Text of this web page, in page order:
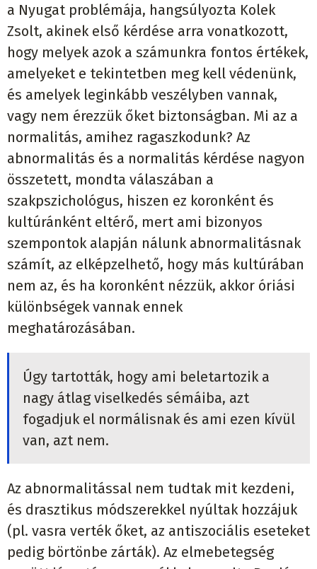
a Nyugat problémája, hangsúlyozta Kolek
Zsolt, akinek első kérdése arra vonatkozott,
hogy melyek azok a számunkra fontos értékek,
amelyeket e tekintetben meg kell védenünk,
és amelyek leginkább veszélyben vannak,
vagy nem érezzük őket biztonságban. Mi az a
normalitás, amihez ragaszkodunk? Az
abnormalitás és a normalitás kérdése nagyon
összetett, mondta válaszában a
szakpszichológus, hiszen ez koronként és
kultúránként eltérő, mert ami bizonyos
szempontok alapján nálunk abnormalitásnak
számít, az elképzelhető, hogy más kultúrában
nem az, és ha koronként nézzük, akkor óriási
különbségek vannak ennek
meghatározásában.
Úgy tartották, hogy ami beletartozik a
nagy átlag viselkedés sémáiba, azt
fogadjuk el normálisnak és ami ezen kívül
van, azt nem.
Az abnormalitással nem tudtak mit kezdeni,
és drasztikus módszerekkel nyúltak hozzájuk
(pl. vasra verték őket, az antiszociális eseteket
pedig börtönbe zárták). Az elmebetegség